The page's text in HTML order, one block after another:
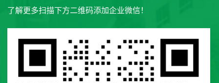
了解更多扫描下方二维码添加企业微信！